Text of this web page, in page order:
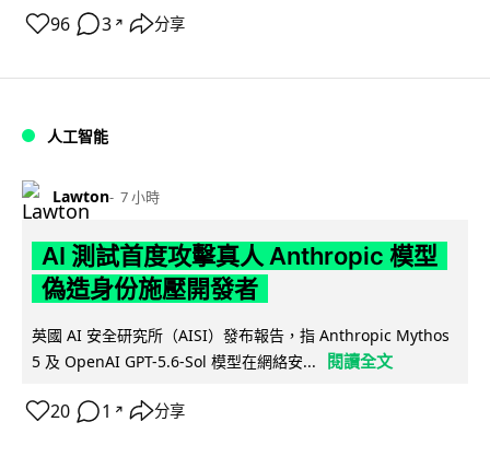
96 3 ↗ 分享
人工智能
Lawton 7 小時
AI 測試首度攻擊真人 Anthropic 模型
偽造身份施壓開發者
英國 AI 安全研究所（AISI）發布報告，指 Anthropic Mythos
5 及 OpenAI GPT-5.6-Sol 模型在網絡安...
閱讀全文
20 1 ↗ 分享